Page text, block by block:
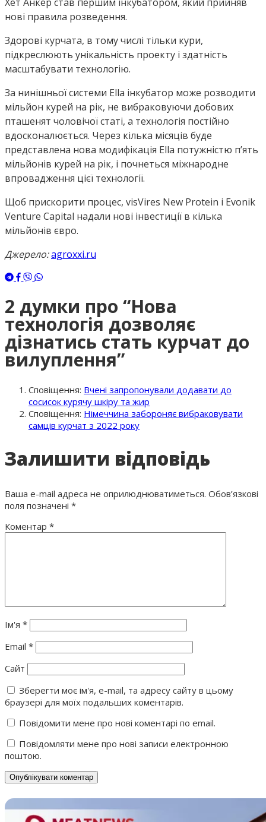
Хет Анкер став першим інкубатором, який прийняв
нові правила розведення.
Здорові курчата, в тому числі тільки кури,
підкреслюють унікальність проекту і здатність
масштабувати технологію.
За нинішньої системи Ella інкубатор може розводити
мільйон курей на рік, не вибраковуючи добових
пташенят чоловічої статі, а технологія постійно
вдосконалюється. Через кілька місяців буде
представлена нова модифікація Ella потужністю п’ять
мільйонів курей на рік, і почнеться міжнародне
впровадження цієї технології.
Щоб прискорити процес, visVires New Protein і Evonik
Venture Capital надали нові інвестиції в кілька
мільйонів євро.
Джерело:agroxxi.ru
2 думки про “Нова
технологія дозволяє
дізнатись стать курчат до
вилуплення”
Сповіщення: Вчені запропонували додавати до
сосисок курячу шкіру та жир
Сповіщення: Німеччина забороняє вибраковувати
самців курчат з 2022 року
Залишити відповідь
Ваша e-mail адреса не оприлюднюватиметься. Обов’язкові
поля позначені *
Коментар *
Ім'я *
Email *
Сайт
Зберегти моє ім'я, e-mail, та адресу сайту в цьому
браузері для моїх подальших коментарів.
Повідомити мене про нові коментарі по email.
Повідомляти мене про нові записи електронною
поштою.